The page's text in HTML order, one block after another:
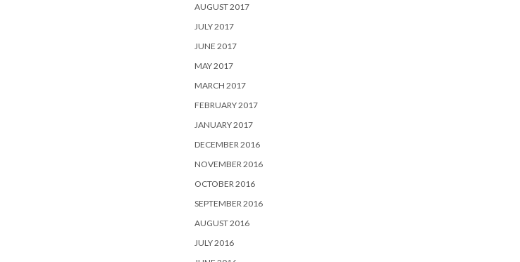
AUGUST 2017
JULY 2017
JUNE 2017
MAY 2017
MARCH 2017
FEBRUARY 2017
JANUARY 2017
DECEMBER 2016
NOVEMBER 2016
OCTOBER 2016
SEPTEMBER 2016
AUGUST 2016
JULY 2016